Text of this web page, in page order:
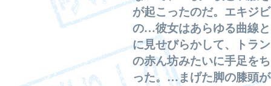
が起こったのだ。エキジ
の…彼女はあらゆる曲線
に見せびらかして、トラ
の赤ん坊みたいに手足を
った。…まげた脚の膝頭